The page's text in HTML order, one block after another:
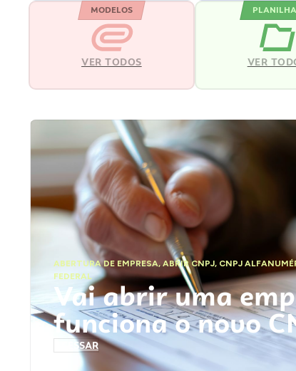
MODELOS
VER TODOS VER
ABERTURA DE EMPRESA,ABRIR CNPJ, CNPJ
FEDERAL
Vai abrir uma
funciona o novo
ACESSAR